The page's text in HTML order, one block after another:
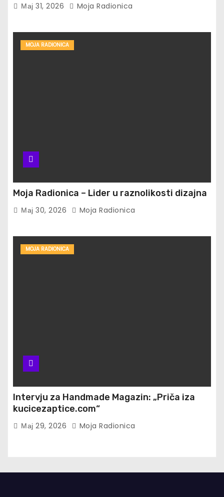
Мај 31, 2026 Moja Radionica
MOJA RADIONICA
Moja Radionica – Lider u raznolikosti dizajna
Мај 30, 2026 Moja Radionica
MOJA RADIONICA
Intervju za Handmade Magazin: „Priča iza
kucicezaptice.com“
Мај 29, 2026 Moja Radionica